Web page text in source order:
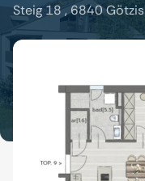
Steig 18 , 6840 Götzis